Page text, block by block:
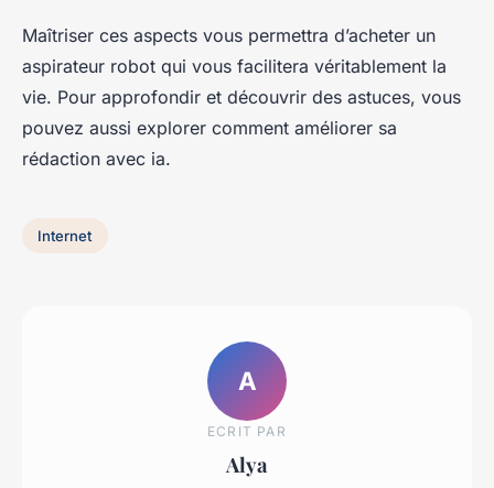
Maîtriser ces aspects vous permettra d’acheter un
aspirateur robot qui vous facilitera véritablement la
vie. Pour approfondir et découvrir des astuces, vous
pouvez aussi explorer comment améliorer sa
rédaction avec ia.
Internet
A
ECRIT PAR
Alya